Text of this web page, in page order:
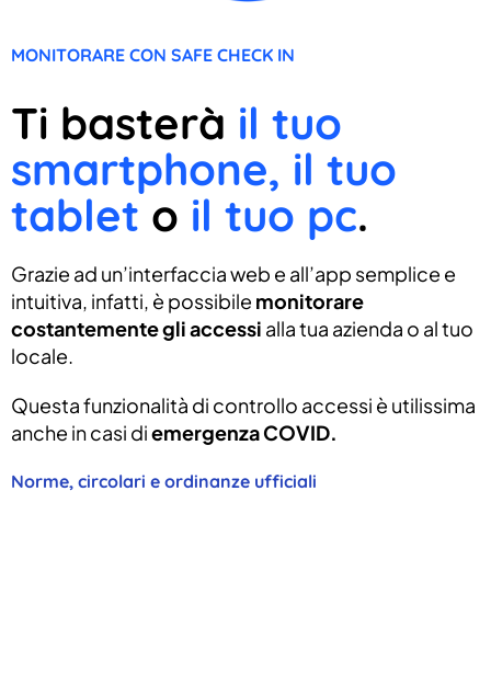
MONITORARE CON SAFE CHECK IN
Ti basterà il tuo
smartphone, il tuo
tablet o il tuo pc.
Grazie ad un’interfaccia web e all’app semplice e
intuitiva, infatti, è possibile monitorare
costantemente gli accessi alla tua azienda o al tuo
locale.
Questa funzionalità di controllo accessi è utilissima
anche in casi diemergenza COVID.
Norme, circolari e ordinanze ufficiali